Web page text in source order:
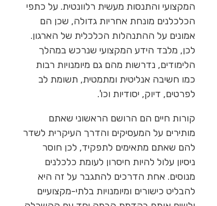
המקצועי והתנסות מעשית רלוונטית. על כתפי
הכלכלנים מונחת אחריות גדולה, שכן הם
אמונים על ההתנהלות הכלכלית של הארגון.
לכן, מלבד הידע המקצועי שנרכש במהלך
הלימודים, נדרשות מהם גם מיומנויות רבות
כמו חשיבה אנליטית ומתמטית, תשומת לב
לפרטים, דיוק, יסודיות וכו'.
קורות חיים הם הרושם הראשוני שאתם
מותירים על המעסיקים והדרך העיקרית לשדר
להם שאתם מתאימים לתפקיד, לכן חוסר
ניסיון עלול להיות חיסרון לעומת כלכלנים
מנוסים. אחת הדרכים להתגבר על זה היא
להבליט כישורים ומיומנויות בלתי-מקצועיים